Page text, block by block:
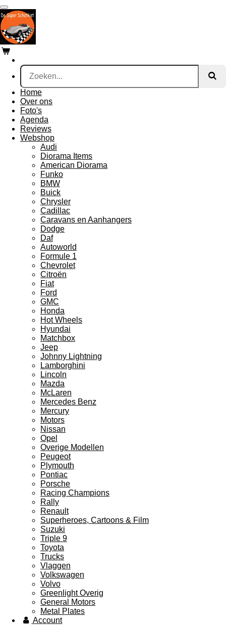
Ga
direct
naar
de
hoofdinhoud
Home
Over ons
Foto's
Agenda
Reviews
Webshop
Audi
Diorama Items
American Diorama
Funko
BMW
Buick
Chrysler
Cadillac
Caravans en Aanhangers
Dodge
Daf
Autoworld
Formule 1
Chevrolet
Citroën
Fiat
Ford
GMC
Honda
Hot Wheels
Hyundai
Matchbox
Jeep
Johnny Lightning
Lamborghini
Lincoln
Mazda
McLaren
Mercedes Benz
Mercury
Motors
Nissan
Opel
Overige Modellen
Peugeot
Plymouth
Pontiac
Porsche
Racing Champions
Rally
Renault
Superheroes, Cartoons & Film
Suzuki
Triple 9
Toyota
Trucks
Vlaggen
Volkswagen
Volvo
Greenlight Overig
General Motors
Metal Plates
Account